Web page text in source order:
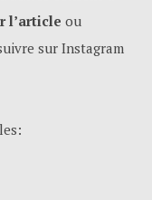
l’article ou
sur Instagram